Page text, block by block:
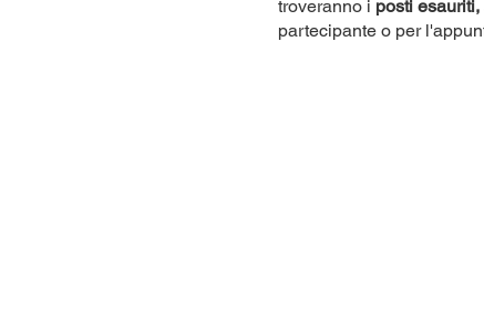
troveranno i posti esauriti,
partecipante o per